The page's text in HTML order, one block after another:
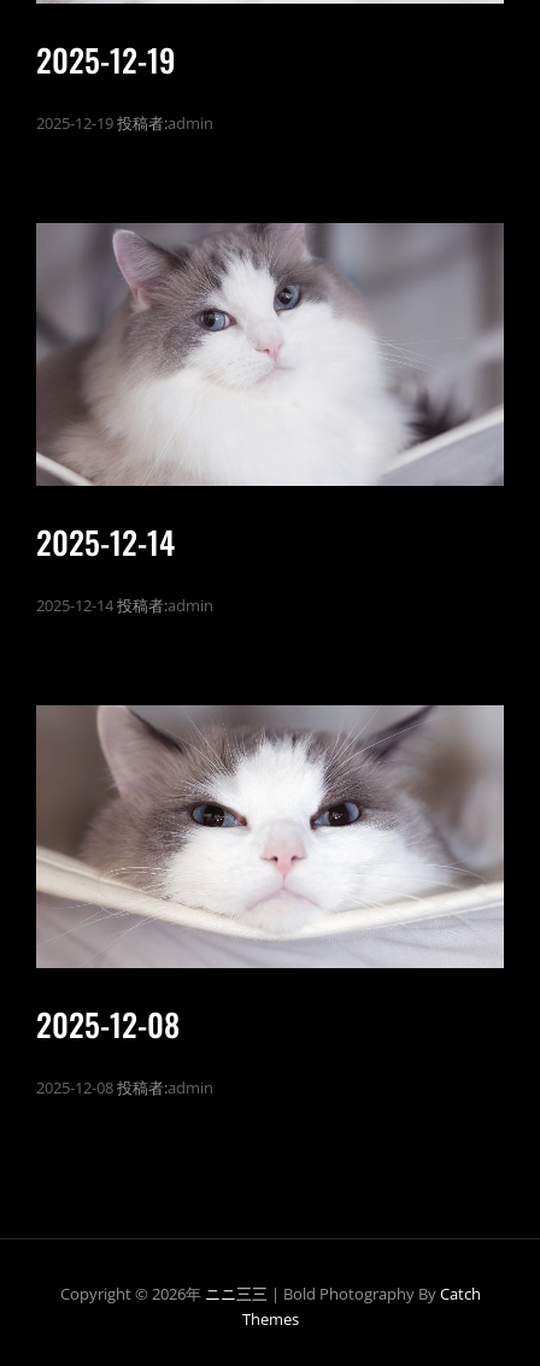
2025-12-19
2025-12-19投稿者:admin
2025-12-14
2025-12-14投稿者:admin
2025-12-08
2025-12-08投稿者:admin
Copyright © 2026年 ニニ三三 | Bold Photography ByCatch
Themes